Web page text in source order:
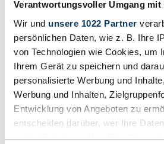
Verantwortungsvoller Umgang mit
Wir und unsere 1022 Partner
persönlichen Daten, wie z. B. Ihre
von Technologien wie Cookies, um
Ihrem Gerät zu speichern und
personalisierte Werbung und
Werbung und Inhalten,
Entwicklung von Angeboten zu
entscheiden darüber, wer Ihre
nutzt. Sie können Ihre Einwilligung